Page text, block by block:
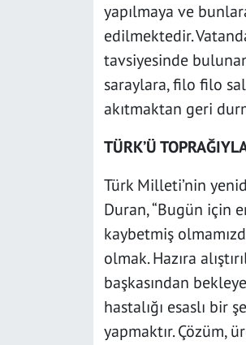
yapılmaya ve
edilmektedir.
tavsiyesinde
saraylara, filo filo
akıtmaktan geri
TÜRK’Ü
Türk Milleti’nin
Duran, “Bugün için
kaybetmiş
olmak. Hazıra
başkasından
hastalığı esaslı
yapmaktır. Çözüm,